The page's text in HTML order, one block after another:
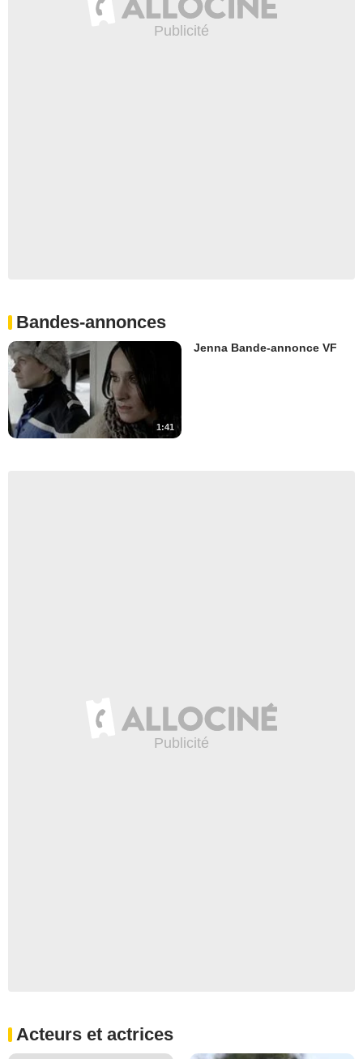
Bandes-annonces
1:41
Jenna Bande-annonce VF
Acteurs et actrices